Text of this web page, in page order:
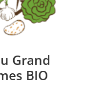
Grand
BIO